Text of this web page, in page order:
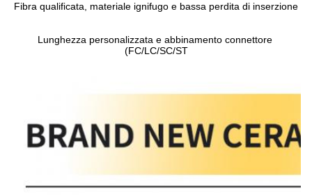
Fibra qualificata, materiale ignifugo e bassa perdita di inserzione
Lunghezza personalizzata e abbinamento connettore
(FC/LC/SC/ST